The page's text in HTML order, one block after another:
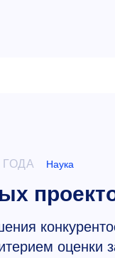
ГОДА Наука
оценки